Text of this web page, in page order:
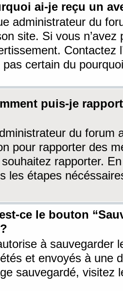
ai-je reçu un
administrateur du
site. Si vous
Contactez
pas certain du
puis-je
du forum
pour rapporter des
rapporter.
les étapes
ce le bouton
à sauvegarder
et envoyés à une
sauvegardé, visitez